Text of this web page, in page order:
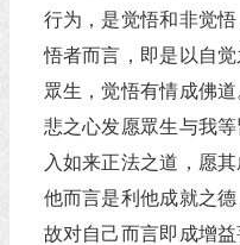
行为，是觉悟和非觉
悟者而言，即是以自
眾生，觉悟有情成佛
悲之心发愿眾生与我
入如来正法之道，愿
他而言是利他成就之
故对自己而言即成增